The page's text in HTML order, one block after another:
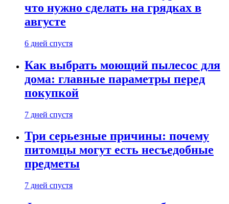
что нужно сделать на грядках в
августе
6 дней спустя
Как выбрать моющий пылесос для
дома: главные параметры перед
покупкой
7 дней спустя
Три серьезные причины: почему
питомцы могут есть несъедобные
предметы
7 дней спустя